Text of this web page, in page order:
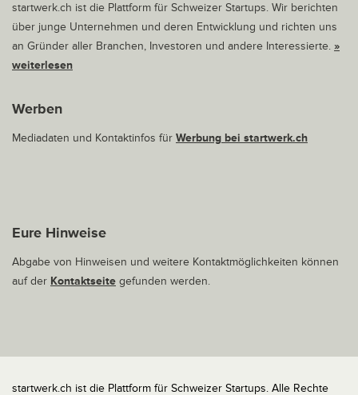
startwerk.ch ist die Plattform für Schweizer Startups. Wir berichten
über junge Unternehmen und deren Entwicklung und richten uns
an Gründer aller Branchen, Investoren und andere Interessierte. »
weiterlesen
Werben
Mediadaten und Kontaktinfos für Werbung bei startwerk.ch
Eure Hinweise
Abgabe von Hinweisen und weitere Kontaktmöglichkeiten können
auf der Kontaktseite gefunden werden.
startwerk.ch ist die Plattform für Schweizer Startups. Alle Rechte